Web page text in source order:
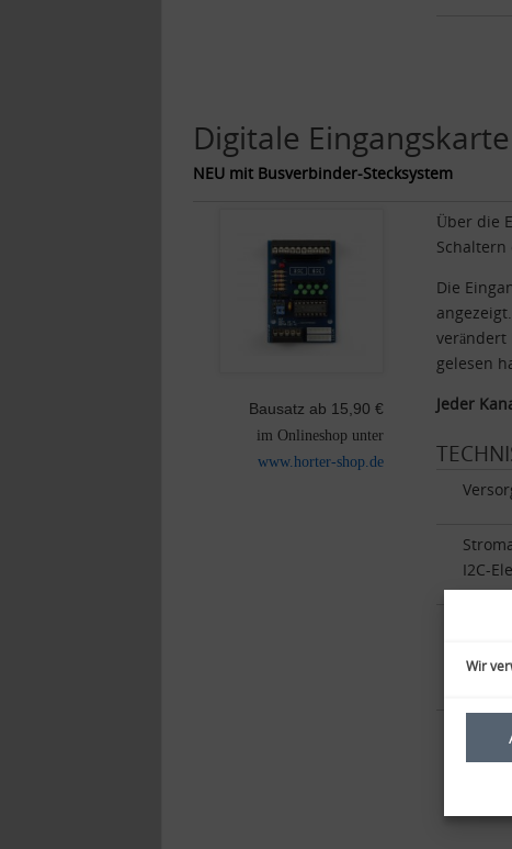
Wir
Digitale
NEU mit Busverbinder-Stecksystem
Bausatz ab 15,90 €
im Onlineshop unter
www.horter-shop.de
Über die
Schaltern
Die
verändert
gelesen
Jeder
I2C-